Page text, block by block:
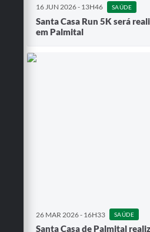
16 JUN 2026 - 13H46 SAÚDE
Santa Casa Run 5K será
em Palmital
26 MAR 2026 - 16H33 SAÚDE
Santa Casa de Palmital